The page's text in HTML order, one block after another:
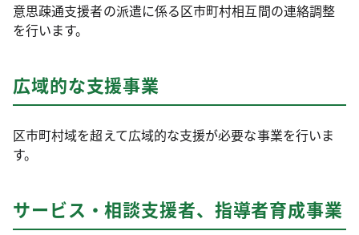
意思疎通支援者の派遣に係る区市町村相互間の連絡調整
を行います。
広域的な支援事業
区市町村域を超えて広域的な支援が必要な事業を行いま
す。
サービス・相談支援者、指導者育成事業